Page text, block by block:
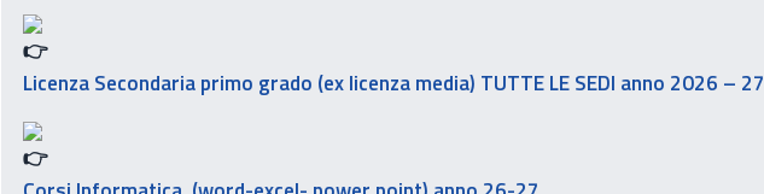
Licenza Secondaria primo grado (ex licenza media) TUTTE LE SEDI anno 2026 – 27